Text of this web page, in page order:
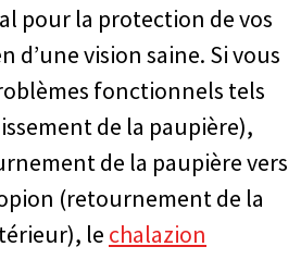
pour la protection de vos
d’une vision saine. Si vous
fonctionnels tels
de la paupière),
de la paupière vers
(retournement de la
le chalazion